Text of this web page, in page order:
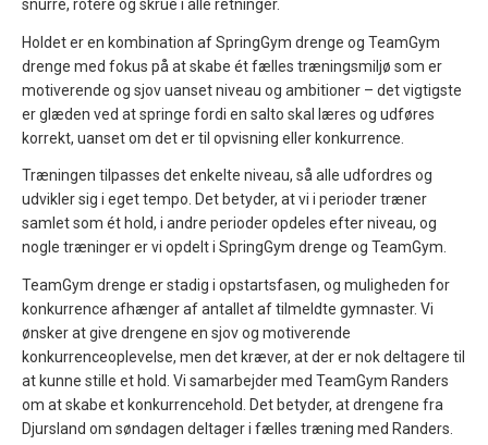
snurre, rotere og skrue i alle retninger.
Holdet er en kombination af SpringGym drenge og TeamGym
drenge med fokus på at skabe ét fælles træningsmiljø som er
motiverende og sjov uanset niveau og ambitioner – det vigtigste
er glæden ved at springe fordi en salto skal læres og udføres
korrekt, uanset om det er til opvisning eller konkurrence.
Træningen tilpasses det enkelte niveau, så alle udfordres og
udvikler sig i eget tempo. Det betyder, at vi i perioder træner
samlet som ét hold, i andre perioder opdeles efter niveau, og
nogle træninger er vi opdelt i SpringGym drenge og TeamGym.
TeamGym drenge er stadig i opstartsfasen, og muligheden for
konkurrence afhænger af antallet af tilmeldte gymnaster. Vi
ønsker at give drengene en sjov og motiverende
konkurrenceoplevelse, men det kræver, at der er nok deltagere til
at kunne stille et hold. Vi samarbejder med TeamGym Randers
om at skabe et konkurrencehold. Det betyder, at drengene fra
Djursland om søndagen deltager i fælles træning med Randers.